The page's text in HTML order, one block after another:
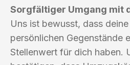
Sorgfältiger Umgang mit
Uns ist bewusst, dass
persönlichen Gegenstände
Stellenwert für dich haben.